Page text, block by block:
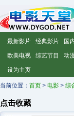
最新影片 经典影片 国
欧美电视 综艺节目 动
设为主页
当前位置： 首页 > 电影 > 综
点击收藏